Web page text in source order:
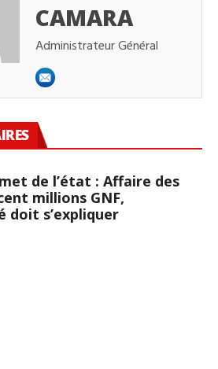
CAMARA
Administrateur Général
de l’état : Affaire des
millions GNF,
doit s’expliquer